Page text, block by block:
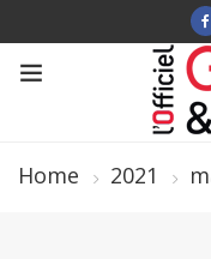
Home 2021